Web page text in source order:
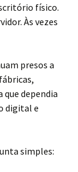
físico.
Às vezes
presos a
que dependia
digital e
simples: